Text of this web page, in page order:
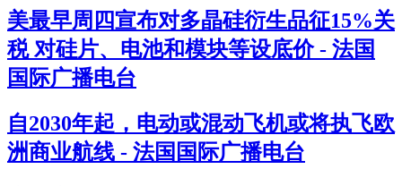
美最早周四宣布对多晶硅衍生品征15%关
税 对硅片、电池和模块等设底价 - 法国
国际广播电台
自2030年起，电动或混动飞机或将执飞欧
洲商业航线 - 法国国际广播电台